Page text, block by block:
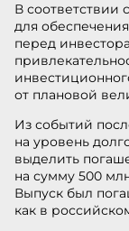
В соответствии
для
перед
от плановой
Из событий
на уровень
выделить
на сумму 500
Выпуск был
как в